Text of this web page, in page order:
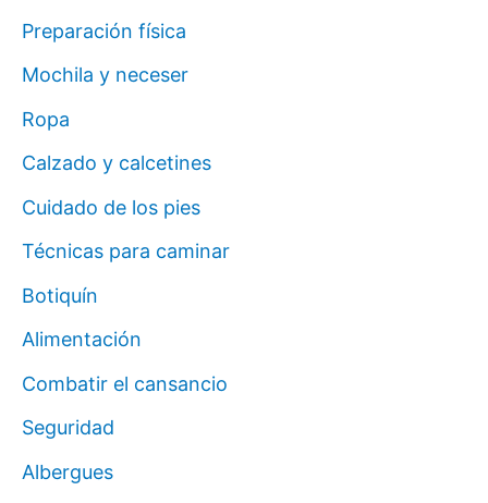
Preparación física
Mochila y neceser
Ropa
Calzado y calcetines
Cuidado de los pies
Técnicas para caminar
Botiquín
Alimentación
Combatir el cansancio
Seguridad
Albergues